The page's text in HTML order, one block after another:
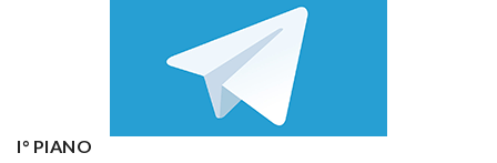
I° PIANO